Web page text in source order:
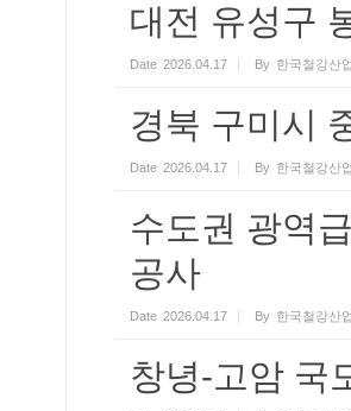
대전 유성구
Date 2026.04.17 By 한국철강산
경북 구미시
Date 2026.04.17 By 한국철강산
수도권 광역
공사
Date 2026.04.17 By 한국철강산
창녕-고암 국